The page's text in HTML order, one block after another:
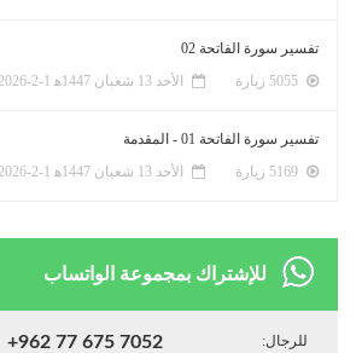
تفسير سورة الفاتحة 02
الأحد 13 شعبان 1447ﻫ 1-2-2026م
تفسير سورة الفاتحة 01 - المقدمة
الأحد 13 شعبان 1447ﻫ 1-2-2026م
للإشتراك بمجموعة الواتساب
للرجال: +962 77 675 7052